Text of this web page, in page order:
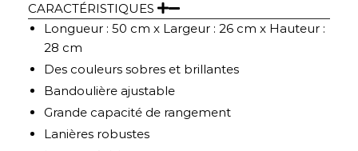
CARACTÉRISTIQUES
Longueur : 50 cm x Largeur : 26 cm x Hauteur :
28 cm
Des couleurs sobres et brillantes
Bandoulière ajustable
Grande capacité de rangement
Lanières robustes